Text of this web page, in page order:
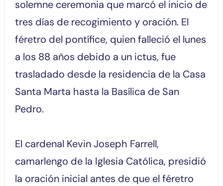
solemne ceremonia que marcó el inicio de
tres días de recogimiento y oración. El
féretro del pontífice, quien falleció el lunes
a los 88 años debido a un ictus, fue
trasladado desde la residencia de la Casa
Santa Marta hasta la Basílica de San
Pedro.
El cardenal Kevin Joseph Farrell,
camarlengo de la Iglesia Católica, presidió
la oración inicial antes de que el féretro